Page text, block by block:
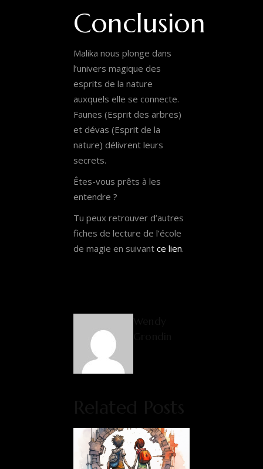
Conclusion
Malika nous plonge dans
l’univers magique des
esprits de la nature
auxquels elle se connecte.
Faunes (Esprit des arbres)
et dévas (Esprit de la
nature) délivrent leurs
secrets.
Êtes-vous prêts à les
entendre ?
Tu peux retrouver d’autres
fiches de lecture de l’école
de magie en suivant ce lien.